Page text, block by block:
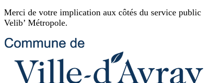
Merci de votre implication aux côtés du service public
Velib’ Métropole.